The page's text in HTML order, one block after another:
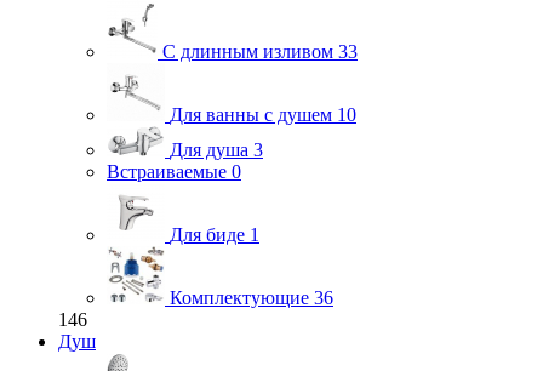
С длинным изливом 33
Для ванны с душем 10
Для душа 3
Встраиваемые 0
Для биде 1
Комплектующие 36
146
Душ